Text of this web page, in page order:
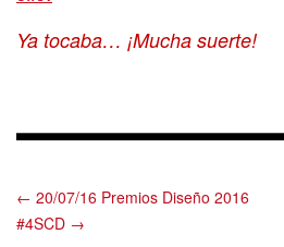
Ya tocaba… ¡Mucha suerte!
← 20/07/16 Premios Diseño 2016
#4SCD →